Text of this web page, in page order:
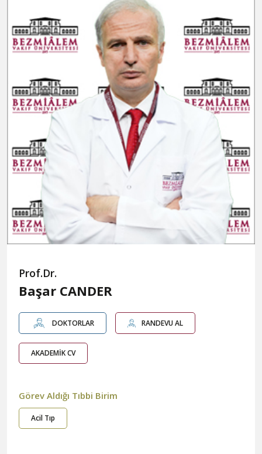
Prof.Dr.
Başar CANDER
DOKTORLAR RANDEVU AL
AKADEMİK CV
Görev Aldığı Tıbbi Birim
Acil Tıp